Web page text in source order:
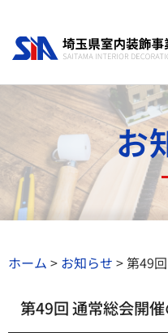
お
ホーム > お知らせ >第49
第49回 通常総会開